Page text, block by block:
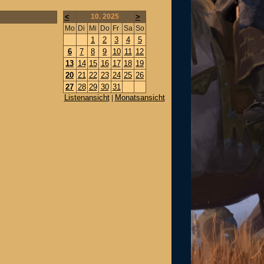
< 10. 2025 >
Mo Di Mi Do Fr Sa So
1 2 3 4
5
6
7 8 9 10 11 12
13 14 15 16 17 18 19
20 21 22 23 24 25 26
27 28 29 30 31
Listenansicht| Monatsansicht